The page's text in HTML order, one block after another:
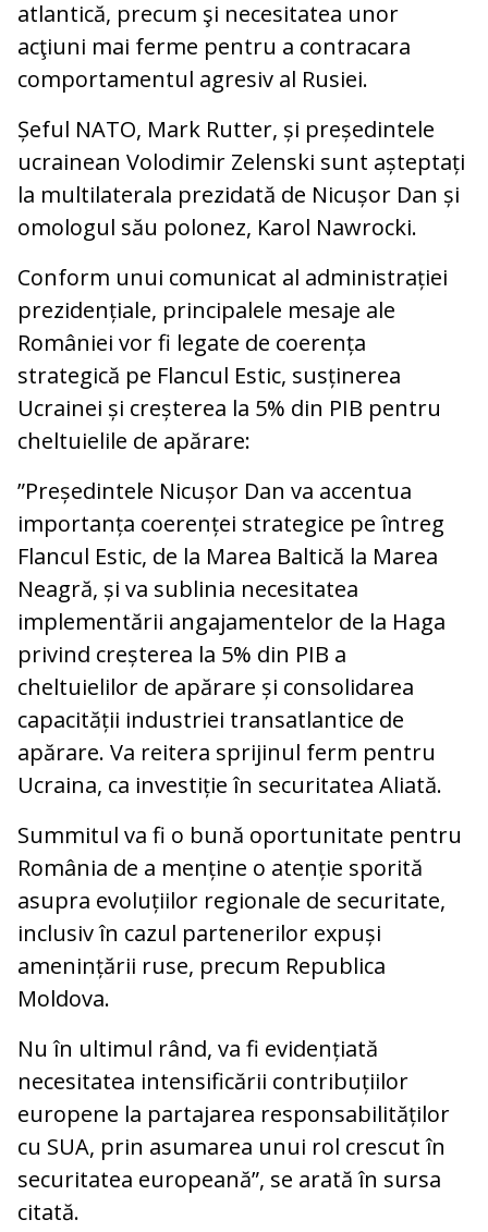
atlantică, precum şi necesitatea unor
acţiuni mai ferme pentru a contracara
comportamentul agresiv al Rusiei.
Șeful NATO, Mark Rutter, și președintele
ucrainean Volodimir Zelenski sunt așteptați
la multilaterala prezidată de Nicușor Dan și
omologul său polonez, Karol Nawrocki.
Conform unui comunicat al administrației
prezidențiale, principalele mesaje ale
României vor fi legate de coerența
strategică pe Flancul Estic, susținerea
Ucrainei și creșterea la 5% din PIB pentru
cheltuielile de apărare:
”Președintele Nicușor Dan va accentua
importanța coerenței strategice pe întreg
Flancul Estic, de la Marea Baltică la Marea
Neagră, și va sublinia necesitatea
implementării angajamentelor de la Haga
privind creșterea la 5% din PIB a
cheltuielilor de apărare și consolidarea
capacității industriei transatlantice de
apărare. Va reitera sprijinul ferm pentru
Ucraina, ca investiție în securitatea Aliată.
Summitul va fi o bună oportunitate pentru
România de a menține o atenție sporită
asupra evoluțiilor regionale de securitate,
inclusiv în cazul partenerilor expuși
amenințării ruse, precum Republica
Moldova.
Nu în ultimul rând, va fi evidențiată
necesitatea intensificării contribuțiilor
europene la partajarea responsabilităților
cu SUA, prin asumarea unui rol crescut în
securitatea europeană”, se arată în sursa
citată.